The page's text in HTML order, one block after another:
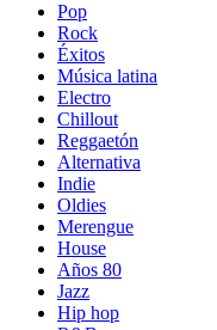
Pop
Rock
Éxitos
Música latina
Electro
Chillout
Reggaetón
Alternativa
Indie
Oldies
Merengue
House
Años 80
Jazz
Hip hop